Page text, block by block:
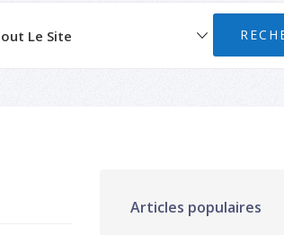
Articles populaires